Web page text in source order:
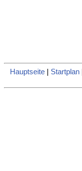
Hauptseite| Startplan|